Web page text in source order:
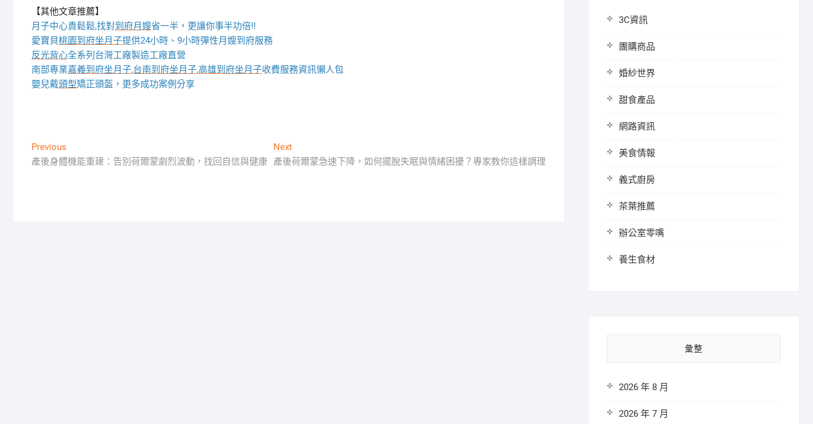
【其他文章推薦】
月子中心貴鬆鬆,找對到府月嫂省一半，更讓你事半功倍!!
愛寶貝桃園到府坐月子提供24小時、9小時彈性月嫂到府服務
反光背心全系列台灣工廠製造工廠直營
南部專業嘉義到府坐月子,台南到府坐月子,高雄到府坐月子收費服務資訊懶人包
嬰兒戴頭型矯正頭盔，更多成功案例分享
文
章
Previous
post:
產後身體機能重建：告別荷爾蒙劇烈波動，找回自信與健康
NextNext
post:
產後荷爾蒙急速下降，如何擺脫失眠與情緒困擾？專家教你這樣調理
3C資訊
團購商品
婚紗世界
甜食產品
網路資訊
美食情報
義式廚房
茶葉推薦
辦公室零嘴
養生食材
彙整
2026 年 8 月
2026 年 7 月